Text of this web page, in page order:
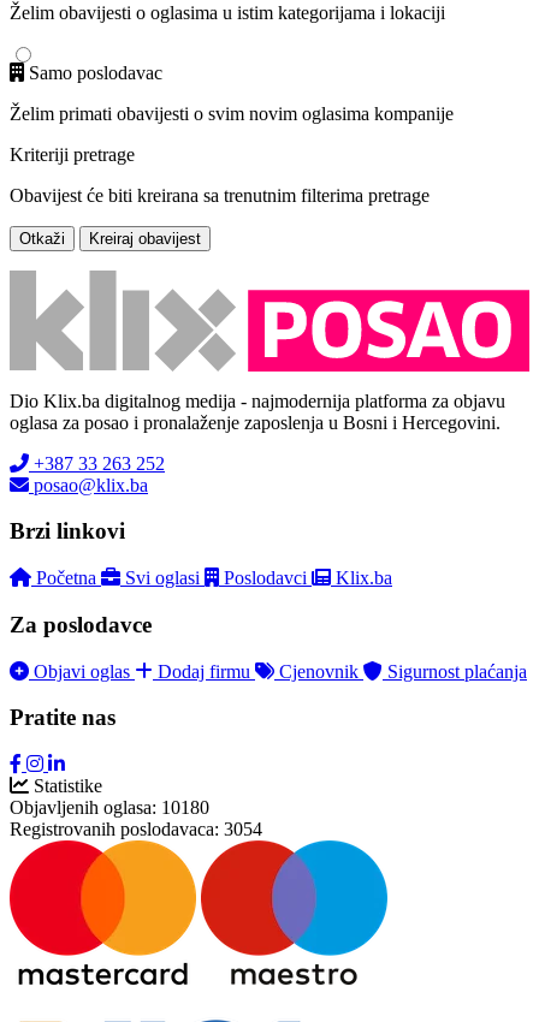
Želim obavijesti o oglasima u istim kategorijama i lokaciji
Samo poslodavac
Želim primati obavijesti o svim novim oglasima kompanije
Kriteriji pretrage
Obavijest će biti kreirana sa trenutnim filterima pretrage
Otkaži Kreiraj obavijest
Dio Klix.ba digitalnog medija - najmodernija platforma za objavu
oglasa za posao i pronalaženje zaposlenja u Bosni i Hercegovini.
+387 33 263 252
posao@klix.ba
Brzi linkovi
Početna Svi oglasi Poslodavci Klix.ba
Za poslodavce
Objavi oglas Dodaj firmu Cjenovnik Sigurnost plaćanja
Pratite nas
Statistike
Objavljenih oglasa: 10180
Registrovanih poslodavaca: 3054